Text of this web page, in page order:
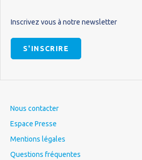
Inscrivez vous à notre newsletter
S'INSCRIRE
Nous contacter
Espace Presse
Mentions légales
Questions fréquentes